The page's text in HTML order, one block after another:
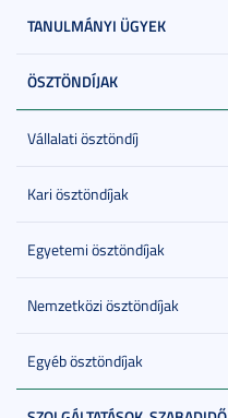
TANULMÁNYI ÜGYEK
ÖSZTÖNDÍJAK
Vállalati ösztöndíj
Kari ösztöndíjak
Egyetemi ösztöndíjak
Nemzetközi ösztöndíjak
Egyéb ösztöndíjak